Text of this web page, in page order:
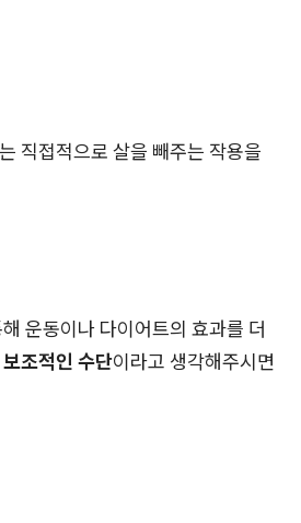
직접적으로 살을 빼주는 작용을
운동이나 다이어트의 효과를 더
보조적인 수단이라고 생각해주시면